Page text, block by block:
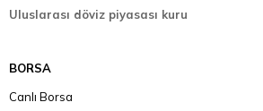
Uluslarası döviz piyasası kuru
BORSA
Canlı Borsa